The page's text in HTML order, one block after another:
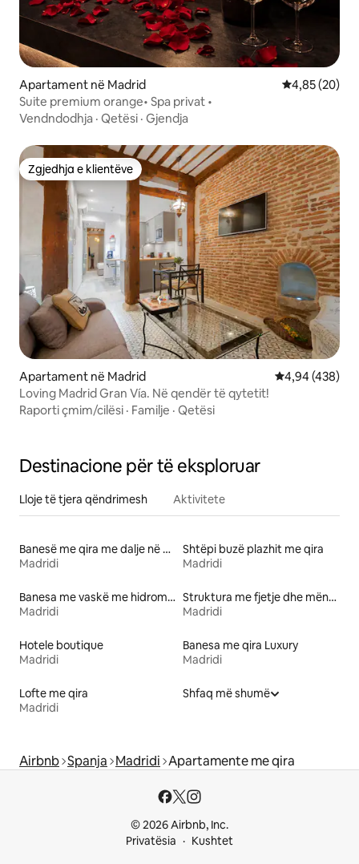
Apartament në Madrid Vlerësimi
4,85 (20)
Suite premium orange• Spa privat •
Vendndodhja · Qetësi · Gjendja
Zgjedhja e klientëve
Zgjedhja e klientëve
Apartament në Madrid Vlerësimi
4,94 (438)
Loving Madrid Gran Vía. Në qendër të qytetit!
Raporti çmim/cilësi · Familje · Qetësi
Destinacione për të eksploruar
Lloje të tjera qëndrimesh Aktivitete
Banesë me qira me dalje në plazh
Madridi
Shtëpi buzë plazhit me qira
Madridi
Banesa me vaskë me hidromasazh me qira
Madridi
Struktura me fjetje dhe mëngjes
Madridi
Hotele boutique
Madridi
Banesa me qira Luxury
Madridi
Lofte me qira
Madridi
Shfaq më shumë
Airbnb Spanja Madridi Apartamente me qira
© 2026 Airbnb, Inc.
Privatësia
Kushtet